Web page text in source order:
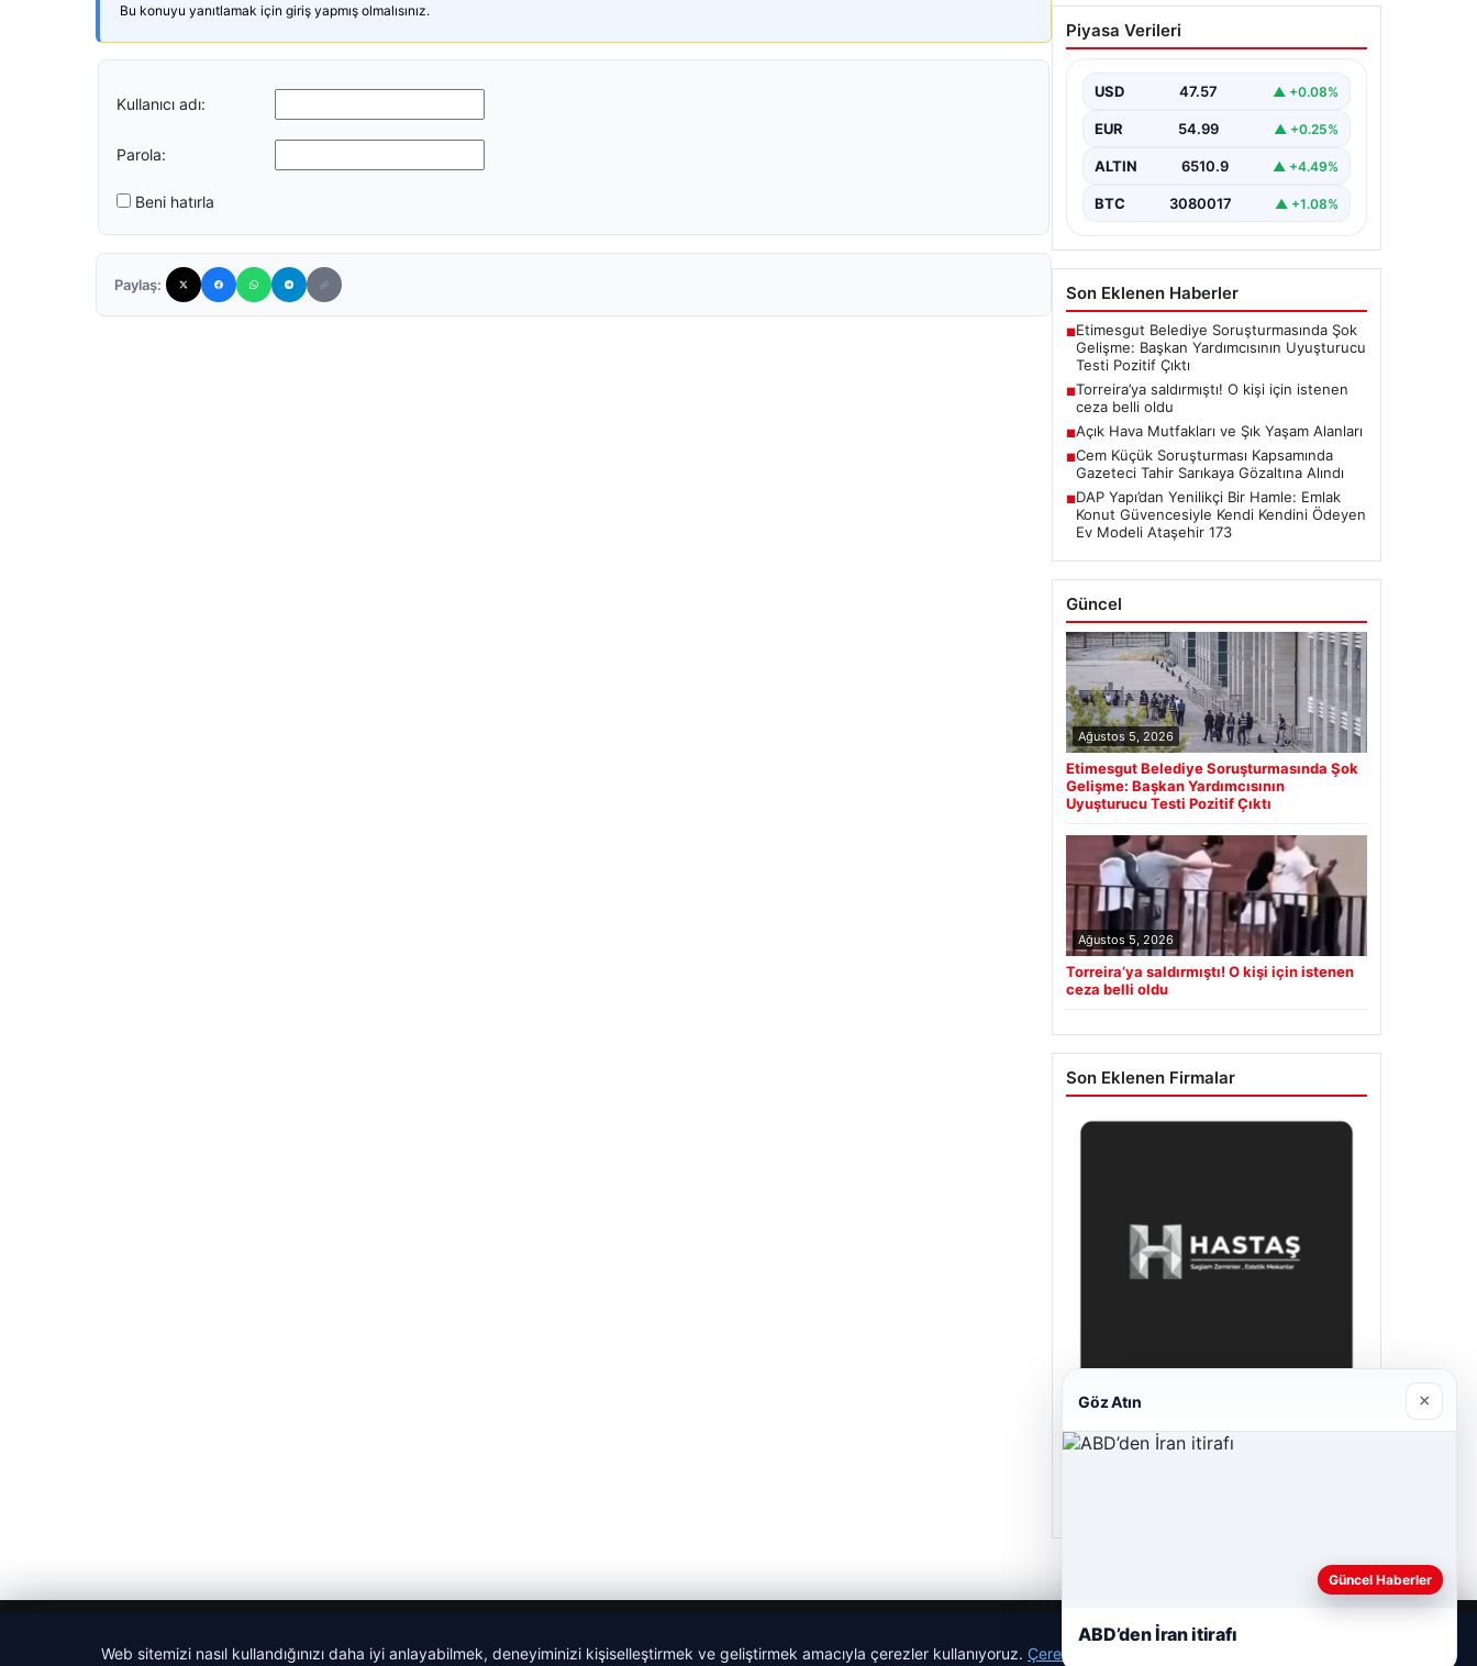
Bu konuyu yanıtlamak için giriş yapmış olmalısınız.
Kullanıcı adı:
Parola:
Beni hatırla
Paylaş:
Torreira’ya saldırmıştı! O
kişi için istenen ceza belli
Piyasa Verileri
USD 47.57 ▲ +0.08%
EUR 54.99 ▲ +0.25%
ALTIN 6510.9 ▲ +4.49%
BTC 3080017 ▲ +1.08%
Son Eklenen Haberler
■Etimesgut Belediye Soruşturmasında Şok
Gelişme: Başkan Yardımcısının Uyuşturucu
Testi Pozitif Çıktı
■Torreira’ya saldırmıştı! O kişi için istenen
ceza belli oldu
■Açık Hava Mutfakları ve Şık Yaşam Alanları
■Cem Küçük Soruşturması Kapsamında
Gazeteci Tahir Sarıkaya Gözaltına Alındı
■DAP Yapı’dan Yenilikçi Bir Hamle: Emlak
Konut Güvencesiyle Kendi Kendini Ödeyen
Ev Modeli Ataşehir 173
Güncel
Ağustos 5, 2026
Etimesgut Belediye Soruşturmasında Şok
Gelişme: Başkan Yardımcısının
Uyuşturucu Testi Pozitif Çıktı
Ağustos 5, 2026
Torreira’ya saldırmıştı! O kişi için istenen
ceza belli oldu
Son Eklenen Firmalar
Prenses Night Club
Nisan 29, 2026
Web sitemizi nasıl kullandığınızı daha iyi anlayabilmek, deneyiminizi kişiselleştirmek ve geliştirmek amacıyla çerezler kullanıyoruz. Çerez Politikamız
Göz Atın ×
Güncel Haberler
ABD’den İran itirafı